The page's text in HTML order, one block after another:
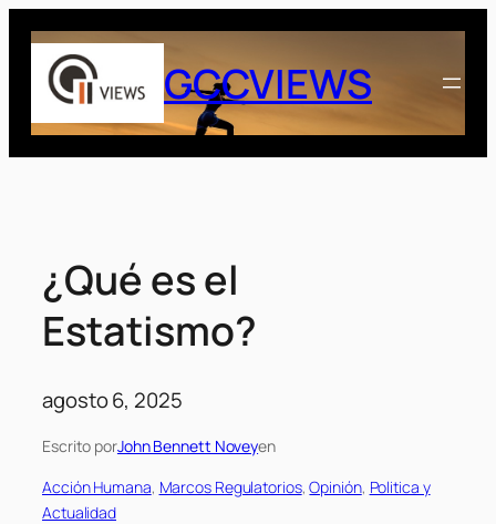
Saltar
contenido
GCCVIEWS
¿Qué es el
Estatismo?
agosto 6, 2025
Escrito porJohn Bennett Noveyen
Acción Humana, Marcos Regulatorios, Opinión, Politica y
Actualidad